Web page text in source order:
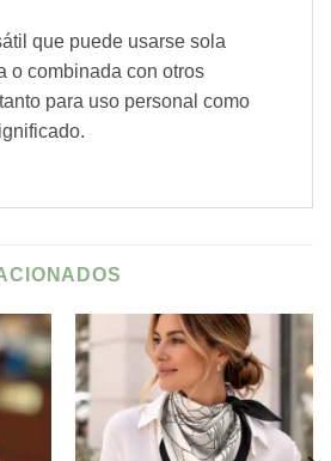
que puede usarse sola
o combinada con otros
para uso personal como